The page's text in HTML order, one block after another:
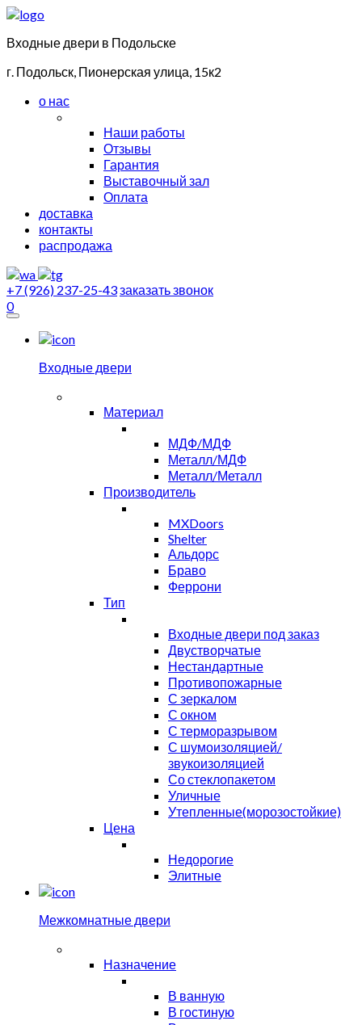
Входные двери в Подольске
г. Подольск, Пионерская улица, 15к2
о нас
Наши работы
Отзывы
Гарантия
Выставочный зал
Оплата
доставка
контакты
распродажа
+7 (926) 237-25-43заказать звонок
0
Входные двери
Материал
МДФ/МДФ
Металл/МДФ
Металл/Металл
Производитель
MXDoors
Shelter
Альдорс
Браво
Феррони
Тип
Входные двери под заказ
Двустворчатые
Нестандартные
Противопожарные
С зеркалом
С окном
С терморазрывом
С шумоизоляцией/
звукоизоляцией
Со стеклопакетом
Уличные
Утепленные(морозостойкие)
Цена
Недорогие
Элитные
Межкомнатные двери
Назначение
В ванную
В гостиную